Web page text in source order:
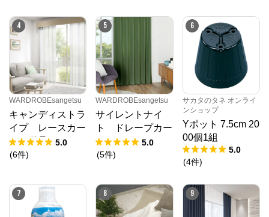
株）1組
4
WARDROBEsangetsu
キャンディストラ
イプ レースカー
テン単品
5.0
(6件)
5
WARDROBEsangetsu
サイレントナイ
ト ドレープカー
テン
5.0
(5件)
6
サカタのタネ オンライ
ンショップ
Yポット 7.5cm 20
00個1組
5.0
(4件)
7 8 9